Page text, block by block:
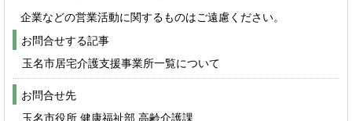
企業などの営業活動に関するものはご遠慮ください。
お問合せする記事
玉名市居宅介護支援事業所一覧について
お問合せ先
玉名市役所 健康福祉部 高齢介護課